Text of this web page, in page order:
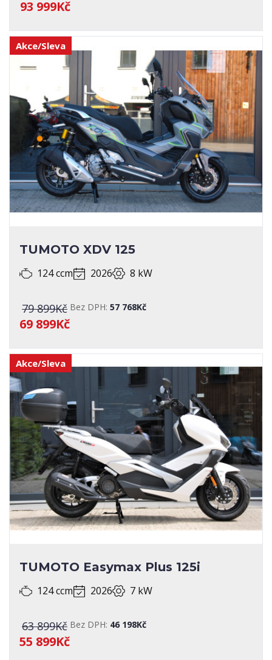
93 999Kč
Akce/Sleva
TUMOTO XDV 125
124 ccm 2026 8 kW
79 899Kč
69 899Kč
Bez DPH: 57 768Kč
Akce/Sleva
TUMOTO Easymax Plus 125i
124 ccm 2026 7 kW
63 899Kč
55 899Kč
Bez DPH: 46 198Kč